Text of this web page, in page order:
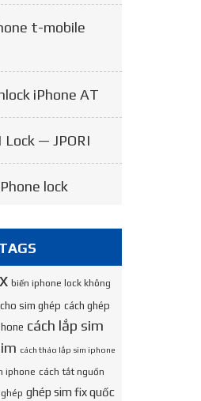
t-mobile
iPhone AT
Lock — JPORI
lock
TAGS
biến iphone lock không
cho sim ghép cách ghép
cách lắp sim
cách tháo lắp sim iphone
iphone cách tắt nguồn
ghép sim fix quốc